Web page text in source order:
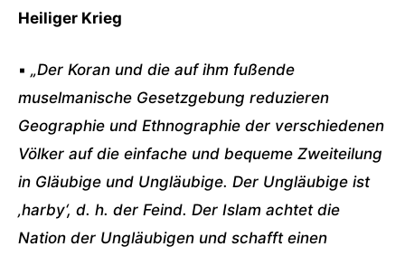
Heiliger Krieg
▪ „Der Koran und die auf ihm fußende
muselmanische Gesetzgebung reduzieren
Geographie und Ethnographie der verschiedenen
Völker auf die einfache und bequeme Zweiteilung
in Gläubige und Ungläubige. Der Ungläubige ist
‚harby‘, d. h. der Feind. Der Islam achtet die
Nation der Ungläubigen und schafft einen